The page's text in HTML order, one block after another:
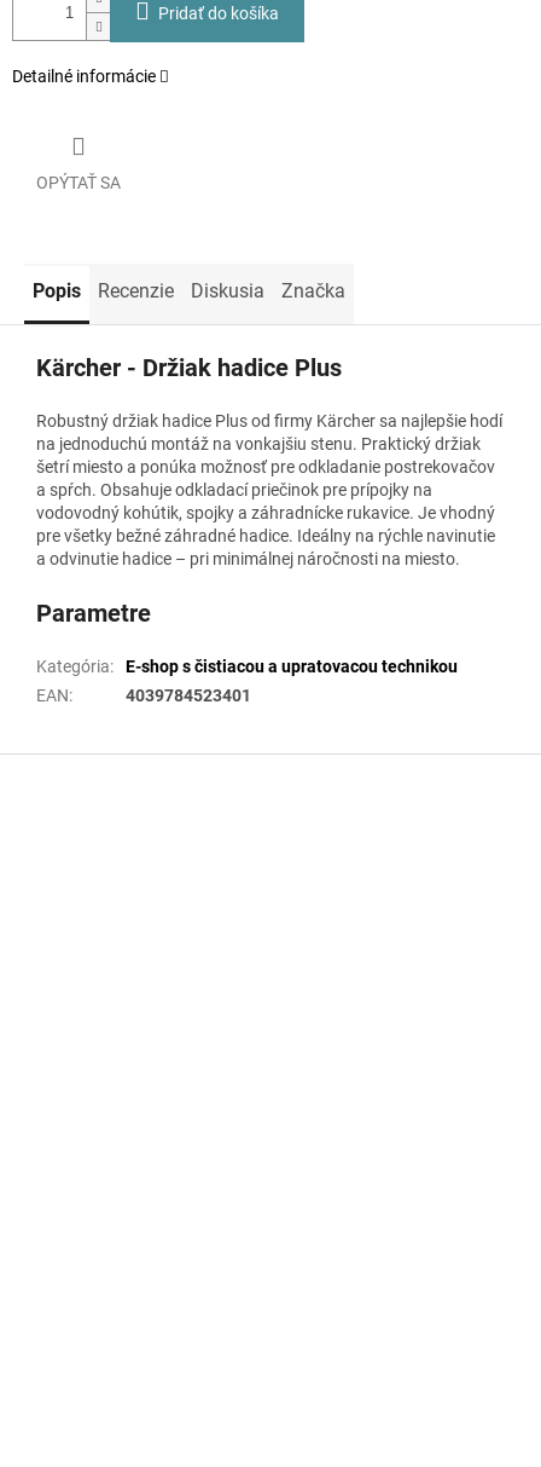
Pridať do košíka
Detailné informácie
OPÝTAŤ SA
Popis Recenzie Diskusia Značka
Kärcher - Držiak hadice Plus
Robustný držiak hadice Plus od firmy Kärcher sa najlepšie hodí
na jednoduchú montáž na vonkajšiu stenu. Praktický držiak
šetrí miesto a ponúka možnosť pre odkladanie postrekovačov
a spŕch. Obsahuje odkladací priečinok pre prípojky na
vodovodný kohútik, spojky a záhradnícke rukavice. Je vhodný
pre všetky bežné záhradné hadice. Ideálny na rýchle navinutie
a odvinutie hadice – pri minimálnej náročnosti na miesto.
Parametre
Kategória:
E-shop s čistiacou a upratovacou technikou
EAN: 4039784523401